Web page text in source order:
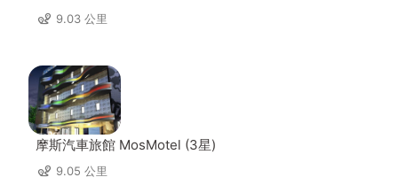
9.03 公里
摩斯汽車旅館 MosMotel (3星)
9.05 公里